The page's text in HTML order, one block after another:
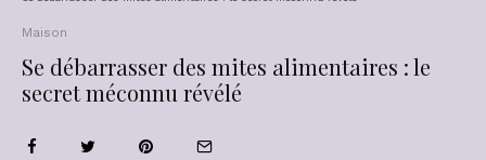
Maison
Se débarrasser des mites alimentaires : le
secret méconnu révélé